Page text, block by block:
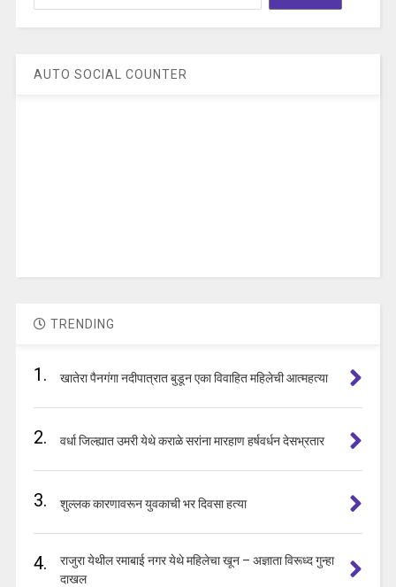
AUTO SOCIAL COUNTER
TRENDING
1. खातेरा पैनगंगा नदीपात्रात बुडून एका विवाहित महिलेची आत्महत्या
2. वर्धा जिल्ह्यात उमरी येथे कराळे सरांना मारहाण हर्षवर्धन देसभ्रतार
3. शुल्लक कारणावरून युवकाची भर दिवसा हत्या
4.
राजुरा येथील रमाबाई नगर येथे महिलेचा खून – अज्ञाता विरूध्द गुन्हा
दाखल